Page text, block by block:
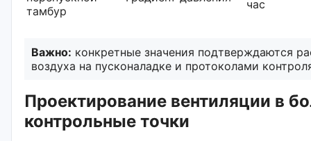
тамбур
час
Важно: конкретные значения подтверждаются
воздуха на пусконаладке и протоколами
Проектирование вентиляции в
контрольные точки